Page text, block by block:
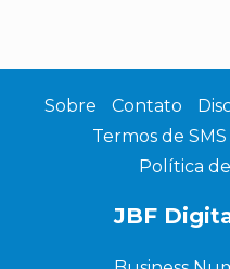
Sobre Contato
Termos de SMS
Política
JBF